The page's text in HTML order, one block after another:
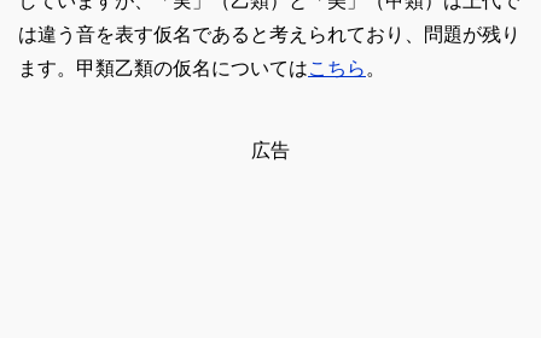
は違う音を表す仮名であると考えられており、問題が残り
ます。甲類乙類の仮名についてはこちら 。
広告